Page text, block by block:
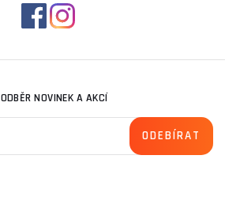
ODBĚR NOVINEK A AKCÍ